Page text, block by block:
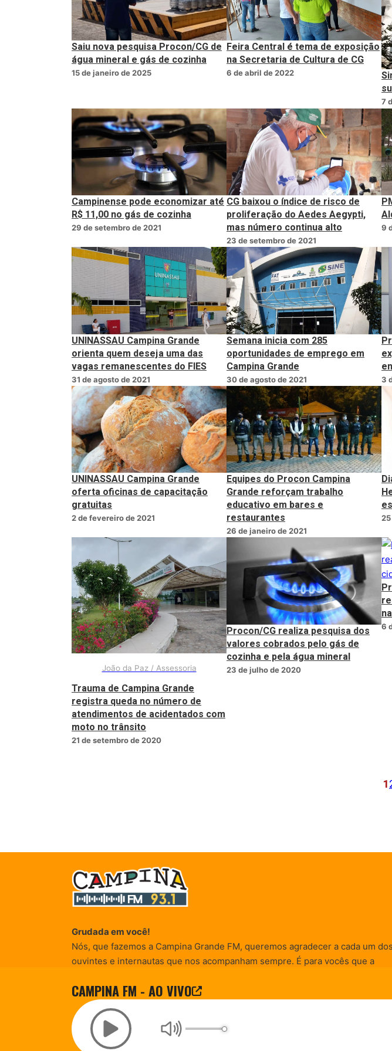
CAMPINA FM - AO VIVO
Saiu nova pesquisa Procon/CG de
água mineral e gás de cozinha
15 de janeiro de 2025
Feira Central é tema de exposição
na Secretaria de Cultura de CG
6 de abril de 2022
7
Campinense pode economizar até
R$ 11,00 no gás de cozinha
29 de setembro de 2021
CG baixou o índice de risco de
proliferação do Aedes Aegypti,
mas número continua alto
23 de setembro de 2021
9
UNINASSAU Campina Grande
orienta quem deseja uma das
vagas remanescentes do FIES
31 de agosto de 2021
Semana inicia com 285
oportunidades de emprego em
Campina Grande
30 de agosto de 2021 3
UNINASSAU Campina Grande
oferta oficinas de capacitação
gratuitas
2 de fevereiro de 2021
Equipes do Procon Campina
Grande reforçam trabalho
educativo em bares e
restaurantes
26 de janeiro de 2021
João da Paz / Assessoria
Trauma de Campina Grande
registra queda no número de
atendimentos de acidentados com
moto no trânsito
21 de setembro de 2020
Procon/CG realiza pesquisa dos
valores cobrados pelo gás de
cozinha e pela água mineral
23 de julho de 2020
6
1
Grudada em você!
Nós, que fazemos a Campina Grande FM, queremos agradecer a cada um dos
ouvintes e internautas que nos acompanham sempre. É para vocês que a
entretenimento, promocionais e de conscientização) são realizadas.
© Campina FM 1978 – 2026.Termos de Uso
Desenvolvido pela